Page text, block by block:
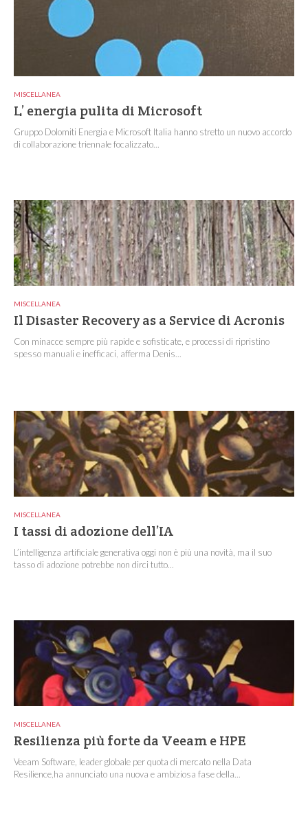
MISCELLANEA
L’ energia pulita di Microsoft
Gruppo Dolomiti Energia e Microsoft Italia hanno stretto un nuovo accordo
di collaborazione triennale focalizzato...
MISCELLANEA
Il Disaster Recovery as a Service di Acronis
Con minacce sempre più rapide e sofisticate, e processi di ripristino
spesso manuali e inefficaci, afferma Denis...
MISCELLANEA
I tassi di adozione dell’IA
L’intelligenza artificiale generativa oggi non è più una novità, ma il suo
tasso di adozione potrebbe non dirci tutto...
MISCELLANEA
Resilienza più forte da Veeam e HPE
Veeam Software, leader globale per quota di mercato nella Data
Resilience,ha annunciato una nuova e ambiziosa fase della...